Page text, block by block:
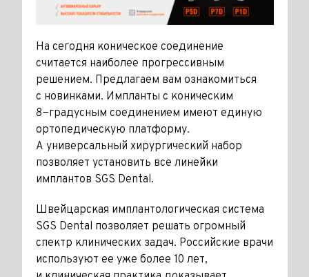
На сегодня коническое соединение
считается наиболее прогрессивным
решением. Предлагаем вам ознакомиться
с новинками. Импланты с коническим
8−градусным соединением имеют единую
ортопедическую платформу.
А универсальный хирургический набор
позволяет установить все линейки
имплантов SGS Dental.
Швейцарская имплантологическая система
SGS Dental позволяет решать огромный
спектр клинических задач. Российские врачи
используют ее уже более 10 лет,